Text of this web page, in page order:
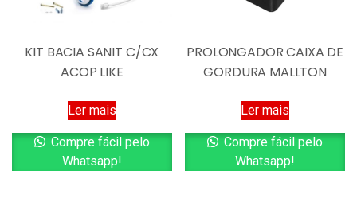
KIT BACIA SANIT C/CX
ACOP LIKE
Ler mais
Compre fácil pelo
Whatsapp!
PROLONGADOR CAIXA DE
GORDURA MALLTON
Ler mais
Compre fácil pelo
Whatsapp!